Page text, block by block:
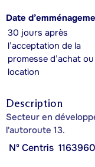
Date
30 jours après
l’acceptation de la
promesse d’achat
location
Description
Secteur en
l'autoroute 13.
Nº Centris